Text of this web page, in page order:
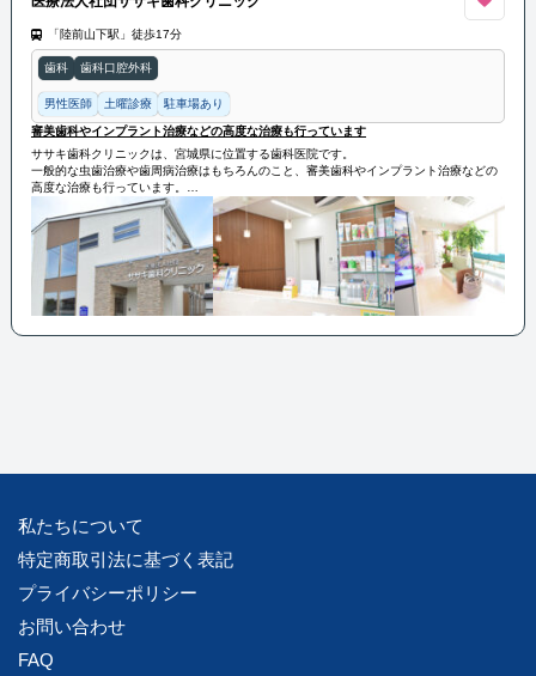
「陸前山下駅」徒歩17分
歯科 歯科口腔外科
男性医師 土曜診療 駐車場あり
審美歯科やインプラント治療などの高度な治療も行っています
ササキ歯科クリニックは、宮城県に位置する歯科医院です。
一般的な虫歯治療や歯周病治療はもちろんのこと、審美歯科やインプラント治療などの
高度な治療も行っています。
地域の皆様の歯の健康を守るため、常に最新の技術と知識を取り入れながら、質の高い
治療を行っています。
私たちについて
特定商取引法に基づく表記
プライバシーポリシー
お問い合わせ
FAQ